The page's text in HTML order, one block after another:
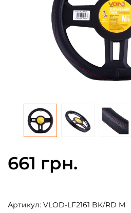
661 грн.
Артикул: VLOD-LF2161 BK/RD M